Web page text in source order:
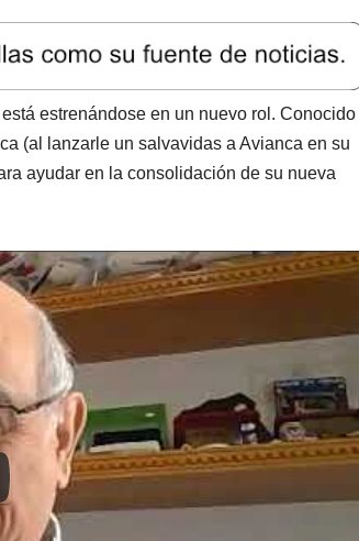
estrenándose en un nuevo rol. Conocido
(al lanzarle un salvavidas a Avianca en su
ayudar en la consolidación de su nueva